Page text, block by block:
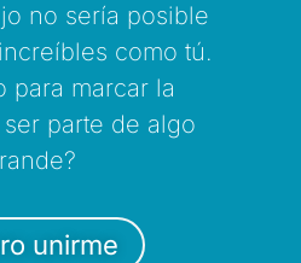
no sería posible
como tú.
para marcar la
parte de algo
unirme